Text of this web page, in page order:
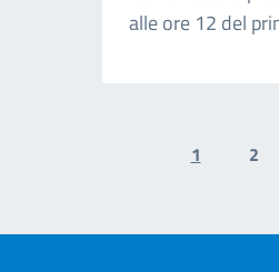
alle ore 12 del
Previous page
1 2